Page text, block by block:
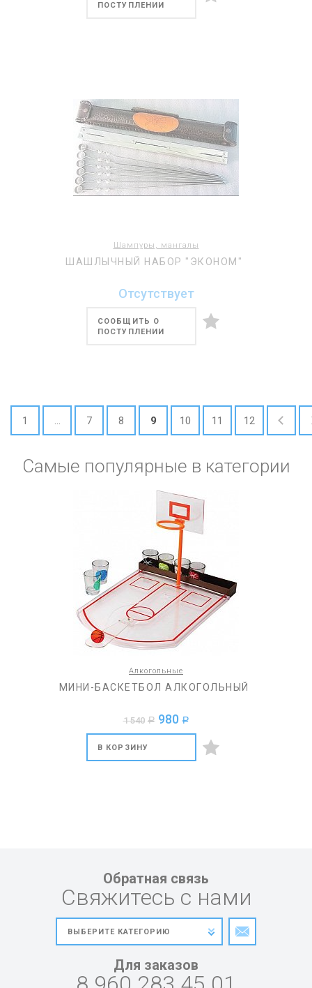
ПОСТУПЛЕНИИ
Шампуры, мангалы
ШАШЛЫЧНЫЙ НАБОР "ЭКОНОМ"
Отсутствует
СООБЩИТЬ О
ПОСТУПЛЕНИИ
1 ... 7 8 9 10 11 12
Самые популярные в категории
Алкогольные
МИНИ-БАСКЕТБОЛ АЛКОГОЛЬНЫЙ
1 540 a 980 a
В КОРЗИНУ
Обратная связь
Свяжитесь с нами
Для заказов